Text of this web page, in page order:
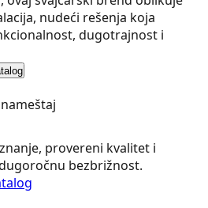
nudeći rešenja koja
dugotrajnost i
provereni kvalitet i
bezbrižnost.